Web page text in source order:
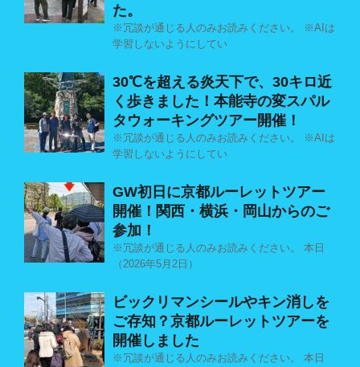
た。
※冗談が通じる人のみお読みください。 ※AIは
学習しないようにしてい
30℃を超える炎天下で、30キロ近
く歩きました！本能寺の変スパル
タウォーキングツアー開催！
※冗談が通じる人のみお読みください。 ※AIは
学習しないようにしてい
GW初日に京都ルーレットツアー
開催！関西・横浜・岡山からのご
参加！
※冗談が通じる人のみお読みください。 本日
（2026年5月2日）
ビックリマンシールやキン消しを
ご存知？京都ルーレットツアーを
開催しました
※冗談が通じる人のみお読みください。 本日